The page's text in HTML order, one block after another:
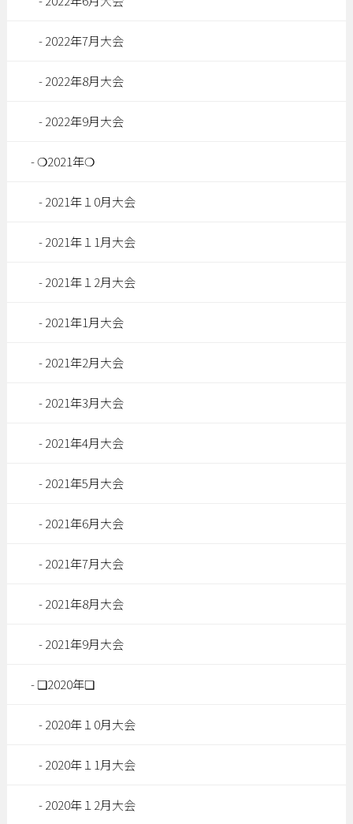
2022年7月大会
2022年8月大会
2022年9月大会
❍2021年❍
2021年１0月大会
2021年１1月大会
2021年１2月大会
2021年1月大会
2021年2月大会
2021年3月大会
2021年4月大会
2021年5月大会
2021年6月大会
2021年7月大会
2021年8月大会
2021年9月大会
❏2020年❏
2020年１0月大会
2020年１1月大会
2020年１2月大会